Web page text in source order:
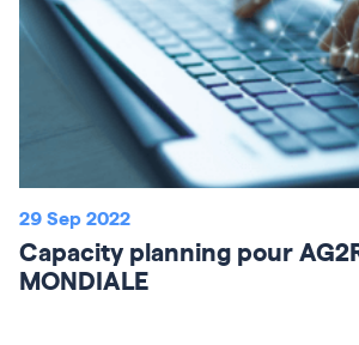
29 Sep 2022
Capacity planning pour
MONDIALE